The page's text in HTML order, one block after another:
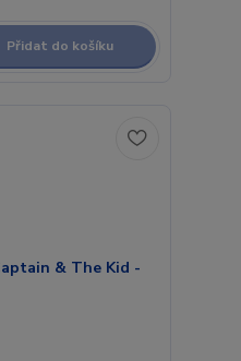
Přidat do košíku